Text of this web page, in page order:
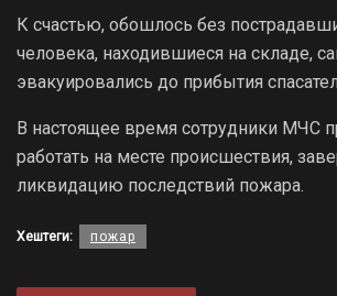
К счастью, обошлось без
человека, находившиеся на складе,
эвакуировались до прибытия
В настоящее время сотрудники МЧС
работать на месте происшествия,
ликвидацию последствий пожара.
Хештеги: пожар